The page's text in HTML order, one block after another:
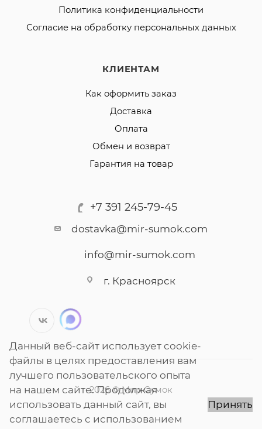
Политика конфиденциальности
Согласие на обработку персональных данных
КЛИЕНТАМ
Как оформить заказ
Доставка
Оплата
Обмен и возврат
Гарантия на товар
+7 391 245-79-45
dostavka@mir-sumok.com
info@mir-sumok.com
г. Красноярск
2026 © Мир Сумок
Данный веб-сайт использует cookie-
файлы в целях предоставления вам
лучшего пользовательского опыта
на нашем сайте. Продолжая
использовать данный сайт, вы
соглашаетесь с использованием
Принять